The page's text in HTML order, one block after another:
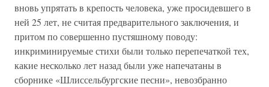
вновь упрятать в крепость человека, уже просидевшего в
ней 25 лет, не считая предварительного заключения, и
притом по совершенно пустяшному поводу:
инкриминируемые стихи были только перепечаткой тех,
какие несколько лет назад были уже напечатаны в
сборнике «Шлиссельбургские песни», невозбранно